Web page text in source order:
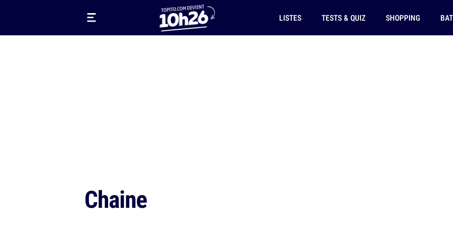
LISTES TESTS & QUIZ SHOPPING
Chaine